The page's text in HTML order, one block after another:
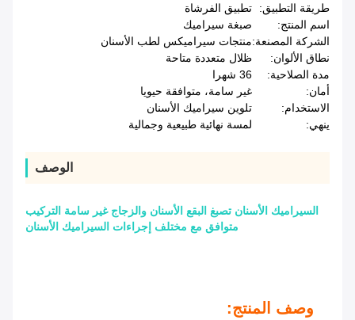
طريقة التطبيق:
تطبيق الفرشاة
اسم المنتج:
صبغة سيراميك
الشركة المصنعة:منتجات سيراميكس لطب الأسنان
نطاق الألوان:
ظلال متعددة متاحة
مدة الصلاحية:
36 شهرا
أمان:
غير سامة، متوافقة حيويا
الاستخدام:
تلوين سيراميك الأسنان
ينهي:
لمسة نهائية طبيعية وجمالية
الوصف
السيراميك الأسنان تصبغ البقع الأسنان والزجاج غير سامة التركيب
متوافق مع مختلف إجراءات السيراميك الأسنان
وصف المنتج: